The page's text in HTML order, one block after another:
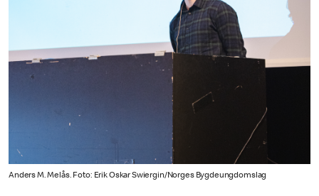
Anders M. Melås. Foto: Erik Oskar Swiergin/Norges Bygdeungdomslag